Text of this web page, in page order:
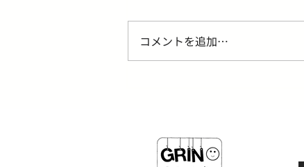
コメントを追加…